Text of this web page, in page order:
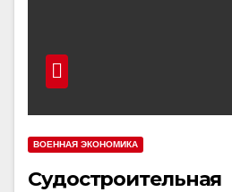
ВОЕННАЯ ЭКОНОМИКА
Судостроительная